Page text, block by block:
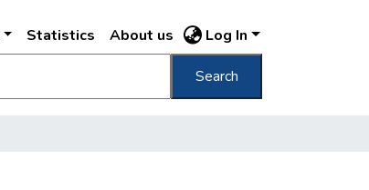
Statistics About us Log In
Search